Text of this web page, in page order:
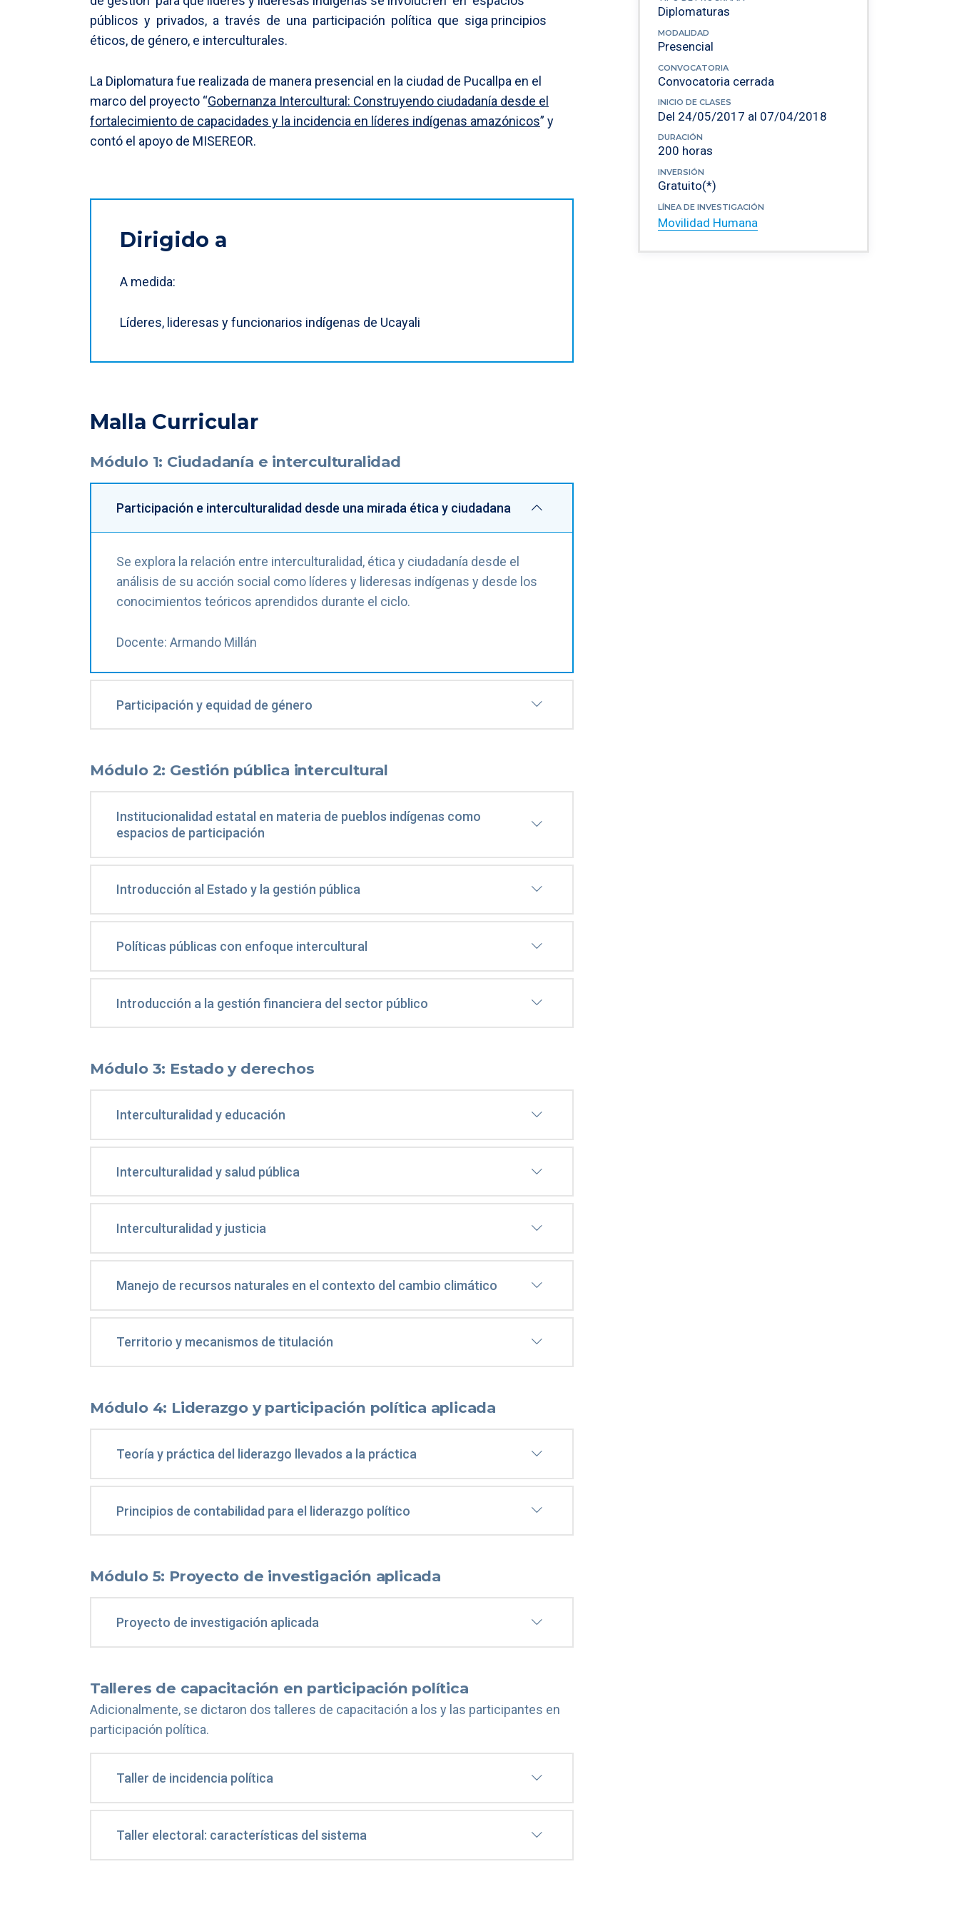
Diplomaturas
MODALIDAD
Presencial
CONVOCATORIA
Convocatoria cerrada
INICIO DE CLASES
Del 24/05/2017 al 07/04/2018
DURACIÓN
200 horas
INVERSIÓN
Gratuito(*)
LÍNEA DE INVESTIGACIÓN
Movilidad Humana
públicos y privados, a través de una participación política que siga principios
éticos, de género, e interculturales.
La Diplomatura fue realizada de manera presencial en la ciudad de Pucallpa en el
marco del proyecto “Gobernanza Intercultural: Construyendo ciudadanía desde el
fortalecimiento de capacidades y la incidencia en líderes indígenas amazónicos” y
contó el apoyo de MISEREOR.
Dirigido a
A medida:
Líderes, lideresas y funcionarios indígenas de Ucayali
Malla Curricular
Módulo 1: Ciudadanía e interculturalidad
Participación e interculturalidad desde una mirada ética y ciudadana
Se explora la relación entre interculturalidad, ética y ciudadanía desde el
análisis de su acción social como líderes y lideresas indígenas y desde los
conocimientos teóricos aprendidos durante el ciclo.
Docente: Armando Millán
Participación y equidad de género
Módulo 2: Gestión pública intercultural
Institucionalidad estatal en materia de pueblos indígenas como
espacios de participación
Introducción al Estado y la gestión pública
Políticas públicas con enfoque intercultural
Introducción a la gestión financiera del sector público
Módulo 3: Estado y derechos
Interculturalidad y educación
Interculturalidad y salud pública
Interculturalidad y justicia
Manejo de recursos naturales en el contexto del cambio climático
Territorio y mecanismos de titulación
Módulo 4: Liderazgo y participación política aplicada
Teoría y práctica del liderazgo llevados a la práctica
Principios de contabilidad para el liderazgo político
Módulo 5: Proyecto de investigación aplicada
Proyecto de investigación aplicada
Talleres de capacitación en participación política
Adicionalmente, se dictaron dos talleres de capacitación a los y las participantes en
participación política.
Taller de incidencia política
Taller electoral: características del sistema